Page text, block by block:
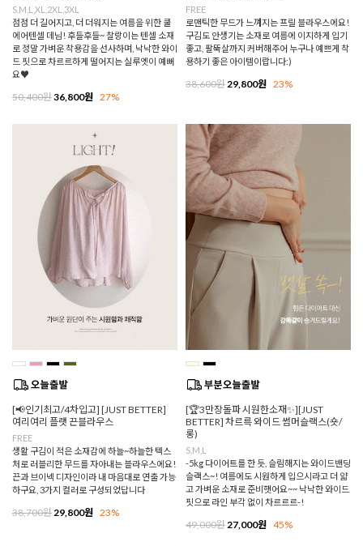
S,M,L,XL,2XL,3XL
점점 더 길어지고, 더 더워지는 여름을 위한 쿨
에어텐셀 데님! 후들후들~ 찰랑이는 텐셀 소재
로 정말 가벼운 착용감을 선사하며, 낙낙한 와이
드 핏으로 차르르하게 떨어지는 실루엣이 예뻐
요♥
50,400원36,800원 27%
FREE
로맨틱한 무드가 느껴지는 프릴 블라우스에요!
구김도 안생기는 소재로 여름에 이지하게 입기
좋고, 팔뚝살까지 커버해주어 누구나 예쁘게 착
용하기 좋은 아이템이랍니다:)
38,600원 29,800원 23%
[📢인기최고/4차입고] [JUST BETTER]
여리여리 플랫 끈블라우스
FREE
생활 구김이 적은 소재감에 하늘~하늘한 텍스
처로 러블리한 무드를 자아내는 블라우스에요!
끈과 브이넥 디자인이라 내 마음대로 연출 가능
하구요, 3가지 컬러로 구성되었답니다
38,700원 29,800원 23%
[🏆3만장돌파 시원한소재✨][JUST
BETTER] 차르륵 와이드 썸머슬랙스(숏/
롱)
S,M,L
-5kg 다이어트를 한 듯, 슬림해지는 와이드밴딩
슬랙스~! 여름에도 시원하게 입으시라고 더 얇
고 가벼운 소재로 준비햇어요~~ 낙낙한 와이드
핏으로 라인 부각 없이 차르르르-!
49,000원 27,000원 45%